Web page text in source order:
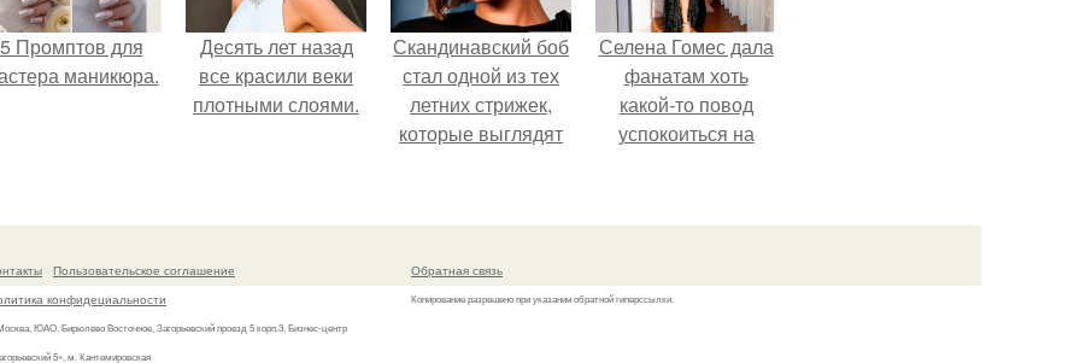
5 Промптов для
маникюра.
Десять лет назад
все красили веки
плотными слоями.
Скандинавский боб
стал одной из тех
летних стрижек,
которые выглядят
Селена Гомес дала
фанатам хоть
какой-то повод
успокоиться на
свадьбе Тейлор
Пользовательское соглашение
конфидециальности
ЮАО, Бирюлево Восточное, Загорьевский проезд 5 корп.3, Бизнес-центр
5», м. Кантемировская
Обратная связь
Копирование разрешено при указании обратной гиперссылки.